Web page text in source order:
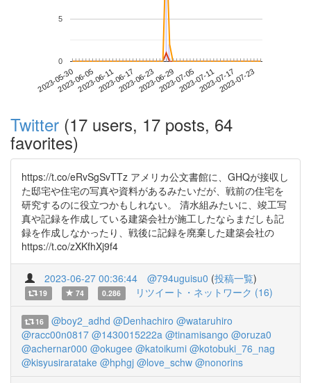
2023-05-302023-06-052023-06-112023-06-172023-06-232023-06-292023-07-052023-07-112023-07-172023-07-23
0
5
Twitter (17 users, 17 posts, 64
favorites)
https://t.co/eRvSgSvTTz アメリカ公文書館に、GHQが接収し
た邸宅や住宅の写真や資料があるみたいだが、戦前の住宅を
研究するのに役立つかもしれない。 清水組みたいに、竣工写
真や記録を作成している建築会社が施工したならまだしも記
録を作成しなかったり、戦後に記録を廃棄した建築会社の
https://t.co/zXKfhXj9f4
2023-06-27 00:36:44 @794uguisu0 (投稿一覧)
19 74 0.286 リツイート・ネットワーク (16)
16 @boy2_adhd @Denhachiro @wataruhiro
@racc00n0817 @1430015222a @tinamisango @oruza0
@achernar000 @okugee @katoikumi @kotobuki_76_nag
@kisyusiraratake @hphgj @love_schw @nonorins